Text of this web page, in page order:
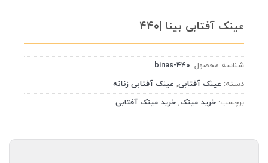
عینک آفتابی بینا |440
شناسه محصول: binas-440
دسته: عینک آفتابی, عینک آفتابی زنانه
برچسب: خرید عینک, خرید عینک آفتابی